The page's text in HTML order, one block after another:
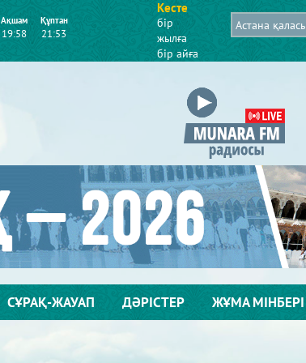
Ақшам
19:58
Құптан
21:53
Кесте
бір
жылға
бір айға
СҰРАҚ-ЖАУАП ДӘРІСТЕР ЖҰМА МІНБЕРІ